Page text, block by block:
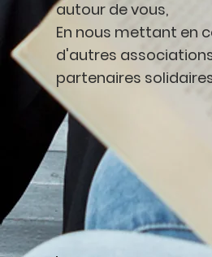
autour de vous,
En nous mettant en
d'autres
partenaires